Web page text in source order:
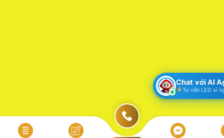
Chat với AI
Tư vấn LED sỉ